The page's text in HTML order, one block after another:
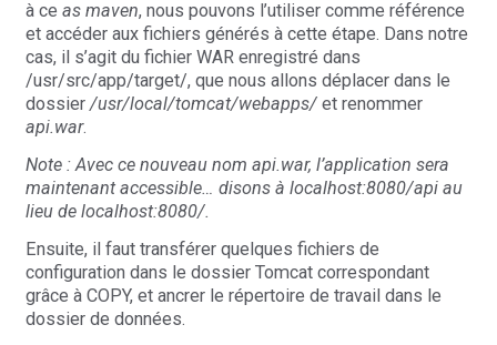
à ce as maven, nous pouvons l’utiliser comme référence
et accéder aux fichiers générés à cette étape. Dans notre
cas, il s’agit du fichier WAR enregistré dans
/usr/src/app/target/, que nous allons déplacer dans le
dossier /usr/local/tomcat/webapps/et renommer
api.war.
Note : Avec ce nouveau nom api.war, l’application sera
maintenant accessible… disons à localhost:8080/api au
lieu de localhost:8080/.
Ensuite, il faut transférer quelques fichiers de
configuration dans le dossier Tomcat correspondant
grâce à COPY, et ancrer le répertoire de travail dans le
dossier de données.